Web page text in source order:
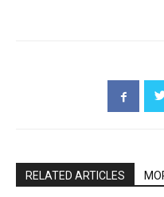
RELATED ARTICLES